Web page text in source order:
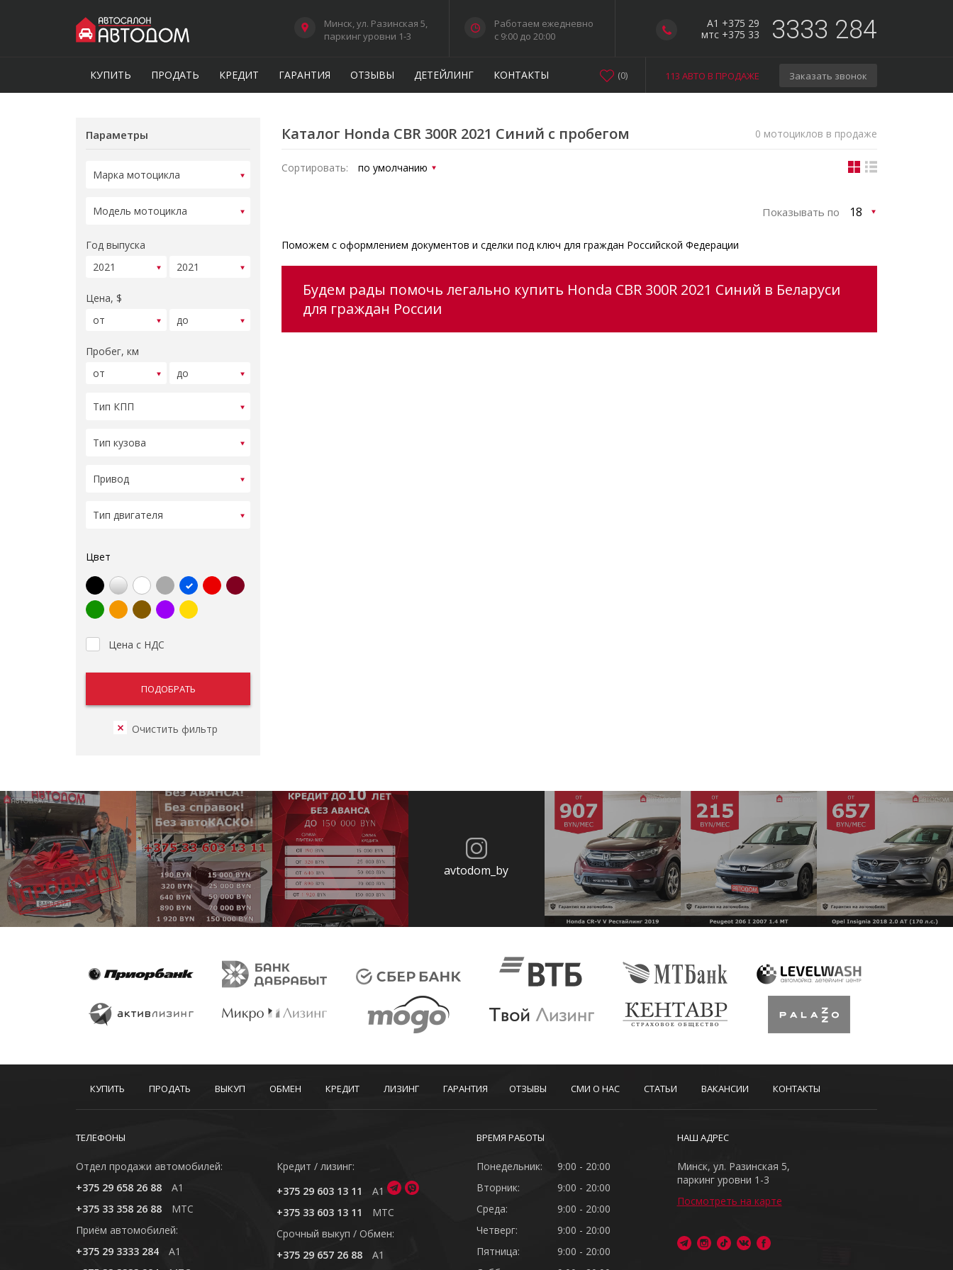
A1 +375 29
мтс +375 33
3333 284
Минск, ул. Разинская 5,
паркинг уровни 1-3
Работаем ежедневно
c 9:00 до 20:00
КУПИТЬ ПРОДАТЬ КРЕДИТ ГАРАНТИЯ ОТЗЫВЫ ДЕТЕЙЛИНГ КОНТАКТЫ 113 АВТО В ПРОДАЖЕ Заказать звонок
(0)
Параметры
Год выпуска
Цена, $
Пробег, км
Цвет
Цена с НДС
Каталог Honda CBR 300R 2021 Синий с пробегом 0 мотоциклов в продаже
Сортировать:
Показывать по
Поможем с оформлением документов и сделки под ключ для граждан Российской Федерации
Будем рады помочь легально купить Honda CBR 300R 2021 Синий в Беларуси
для граждан России
avtodom_by
КУПИТЬ ПРОДАТЬ ВЫКУП ОБМЕН КРЕДИТ ЛИЗИНГ ГАРАНТИЯ ОТЗЫВЫ СМИ О НАС СТАТЬИ ВАКАНСИИ КОНТАКТЫ
ТЕЛЕФОНЫ
Отдел продажи автомобилей:
+375 29 658 26 88
A1
+375 33 358 26 88
MTC
Приём автомобилей:
+375 29 3333 284
A1
Кредит / лизинг:
+375 29 603 13 11
A1
+375 33 603 13 11
MTC
Cрочный выкуп / Обмен:
+375 29 657 26 88
A1
ВРЕМЯ РАБОТЫ
Понедельник:
9:00 - 20:00
Вторник:
9:00 - 20:00
Среда:
9:00 - 20:00
Четверг:
9:00 - 20:00
Пятница:
9:00 - 20:00
НАШ АДРЕС
Минск, ул. Разинская 5,
паркинг уровни 1-3
Посмотреть на карте